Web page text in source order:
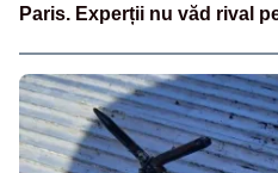
Paris. Experții nu văd rival